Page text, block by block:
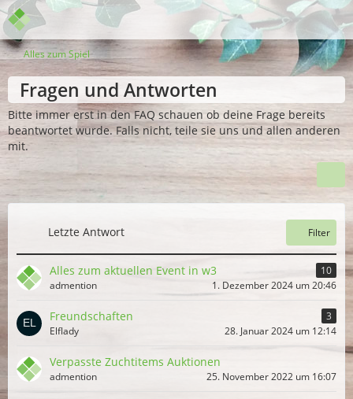
Alles zum Spiel
Fragen und Antworten
Bitte immer erst in den FAQ schauen ob deine Frage bereits
beantwortet wurde. Falls nicht, teile sie uns und allen anderen
mit.
Letzte Antwort Filter
Alles zum aktuellen Event in w3
10
admention
1. Dezember 2024 um 20:46
Freundschaften
3
Elflady
28. Januar 2024 um 12:14
Verpasste Zuchtitems Auktionen
admention 25. November 2022 um 16:07